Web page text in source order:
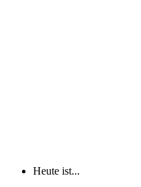
Heute ist...